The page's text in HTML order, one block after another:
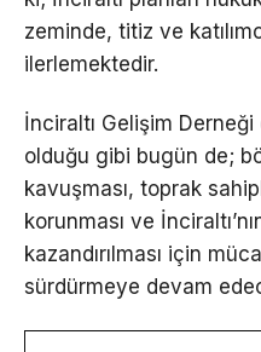
zeminde, titiz ve
ilerlemektedir.
İnciraltı Gelişim
olduğu gibi bugün de;
kavuşması, toprak
korunması ve
kazandırılması için
sürdürmeye devam